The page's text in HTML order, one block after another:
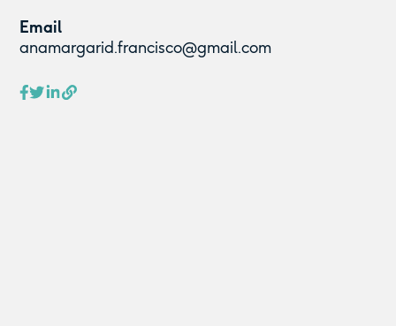
Email
anamargarid.francisco@gmail.com